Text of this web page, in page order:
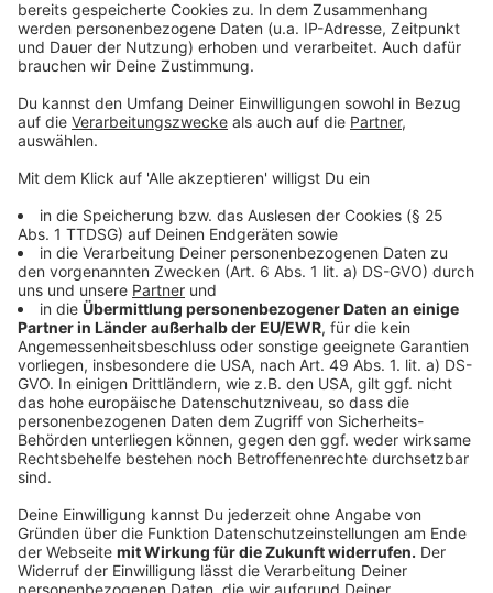
Individuelle Dauermedikamente
Magen-Darm-Präparate (hier klicken*)
Medikamente gegen Reisekrankheit
Parasiten-Schutz
Anzeige
Zeckenzange (hier klicken*)
Flohkamm (hier klicken *)
Zecken- und Flohschutz
Anzeige
Notfallausrüstung
Anzeige